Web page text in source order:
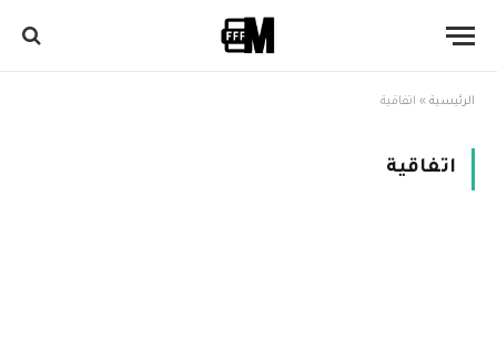
الرئيسية » اتفاقية
اتفاقية